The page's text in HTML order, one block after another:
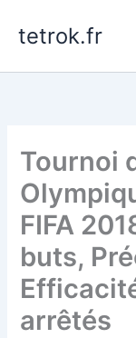
tetrok.fr
Tournoi
FIFA
buts,
arrêtés